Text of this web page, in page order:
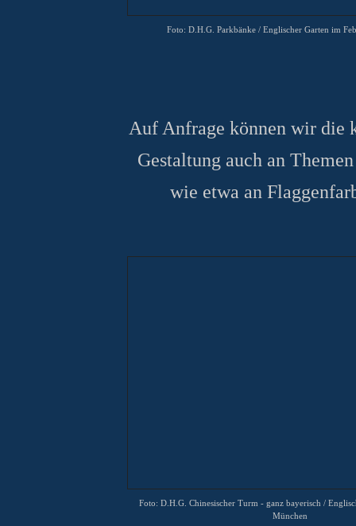
Foto: D.H.G. Parkbänke / Englischer Garten im
Auf Anfrage können wir die
Gestaltung auch an
wie etwa an
Foto: D.H.G. Chinesischer Turm - ganz bayerisch /
München